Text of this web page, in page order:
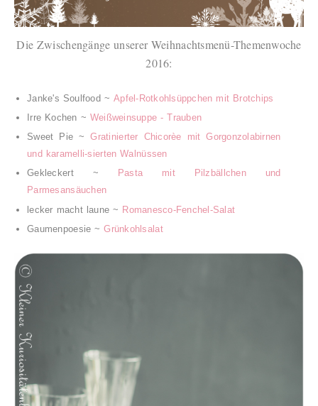
Die Zwischengänge unserer Weihnachtsmenü-Themenwoche
2016:
Janke's Soulfood ~Apfel-Rotkohlsüppchen mit Brotchips
Irre Kochen ~ Weißweinsuppe - Trauben
Sweet Pie ~Gratinierter Chicorèe mit Gorgonzolabirnen
und karamelli-sierten Walnüssen
Gekleckert ~
Pasta mit Pilzbällchen und
Parmesansäuchen
lecker macht laune ~ Romanesco-Fenchel-Salat
Gaumenpoesie ~Grünkohlsalat